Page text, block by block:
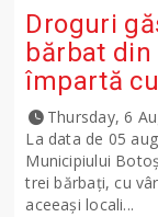
Droguri
bărbat din
împartă
Thursday, 6
La data de 05
Municipiului
trei bărbați, cu
aceeași locali...